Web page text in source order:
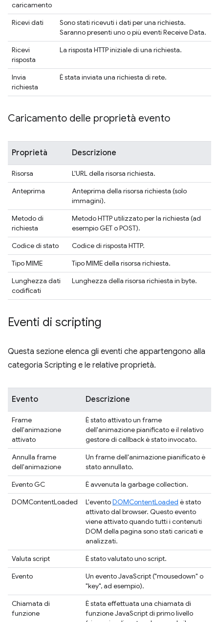
caricamento
Ricevi dati
Sono stati ricevuti i dati per una richiesta.
Saranno presenti uno o più eventi Receive Data.
Ricevi
risposta
La risposta HTTP iniziale di una richiesta.
Invia
richiesta
È stata inviata una richiesta di rete.
Caricamento delle proprietà evento
Proprietà Descrizione
Risorsa
L'URL della risorsa richiesta.
Anteprima
Anteprima della risorsa richiesta (solo
immagini).
Metodo di
richiesta
Metodo HTTP utilizzato per la richiesta (ad
esempio GET o POST).
Codice di stato
Codice di risposta HTTP.
Tipo MIME
Tipo MIME della risorsa richiesta.
Lunghezza dati
codificati
Lunghezza della risorsa richiesta in byte.
Eventi di scripting
Questa sezione elenca gli eventi che appartengono alla
categoria Scripting e le relative proprietà.
Evento Descrizione
Frame
dell'animazione
attivato
È stato attivato un frame
dell'animazione pianificato e il relativo
gestore di callback è stato invocato.
Annulla frame
dell'animazione
Un frame dell'animazione pianificato è
stato annullato.
Evento GC
È avvenuta la garbage collection.
DOMContentLoaded
L'eventoDOMContentLoaded è stato
attivato dal browser. Questo evento
viene attivato quando tutti i contenuti
DOM della pagina sono stati caricati e
analizzati.
Valuta script
È stato valutato uno script.
Evento
Un evento JavaScript ("mousedown" o
"key", ad esempio).
Chiamata di
funzione
È stata effettuata una chiamata di
funzione JavaScript di primo livello